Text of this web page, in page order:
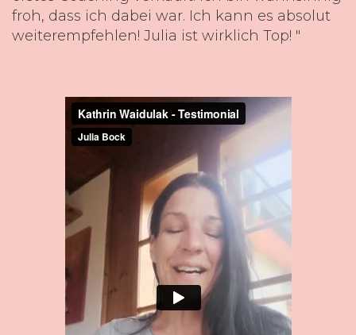
froh, dass ich dabei war. Ich kann es absolut
weiterempfehlen! Julia ist wirklich Top! "